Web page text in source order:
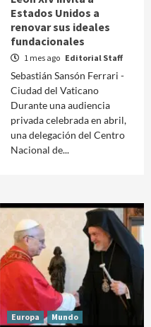
Estados Unidos a
renovar sus ideales
fundacionales
1 mes ago Editorial Staff
Sebastián Sansón Ferrari -
Ciudad del Vaticano
Durante una audiencia
privada celebrada en abril,
una delegación del Centro
Nacional de...
Europa Mundo